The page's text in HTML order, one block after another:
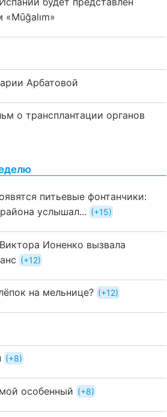
«Mūğalım»
Арбатовой
о трансплантации органов
питьевые фонтанчики:
услышал...
+15
Ионенко вызвала
+12
на мельнице? +12
+8
особенный +8